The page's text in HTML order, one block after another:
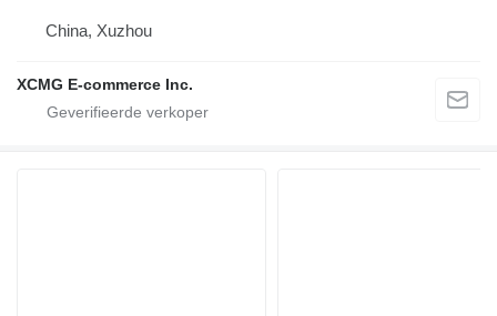
China, Xuzhou
XCMG E-commerce Inc.